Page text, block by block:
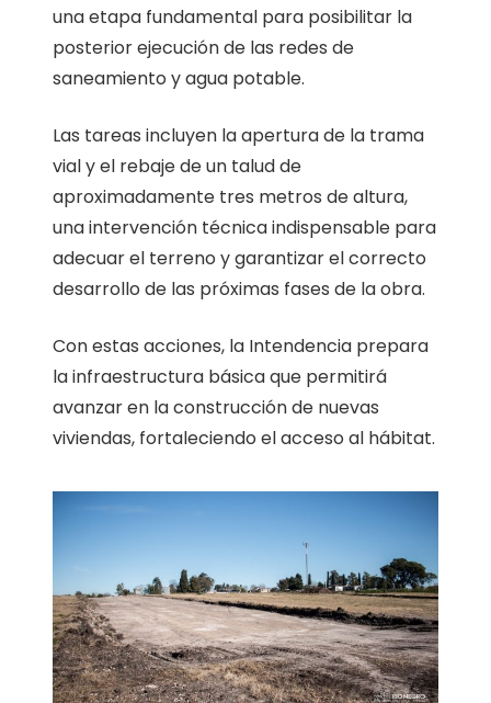
una etapa fundamental para posibilitar la
posterior ejecución de las redes de
saneamiento y agua potable.
Las tareas incluyen la apertura de la trama
vial y el rebaje de un talud de
aproximadamente tres metros de altura,
una intervención técnica indispensable para
adecuar el terreno y garantizar el correcto
desarrollo de las próximas fases de la obra.
Con estas acciones, la Intendencia prepara
la infraestructura básica que permitirá
avanzar en la construcción de nuevas
viviendas, fortaleciendo el acceso al hábitat.